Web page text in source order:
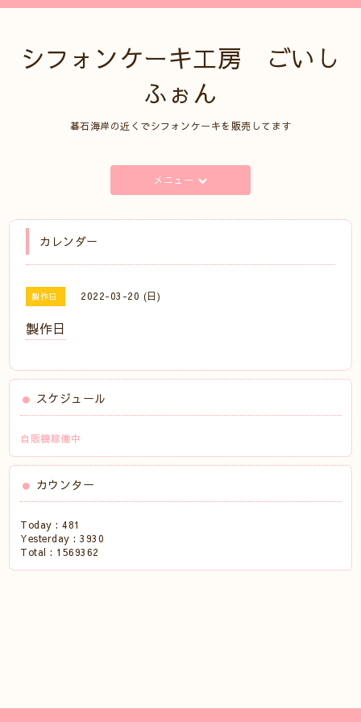
シフォンケーキ工房 ごいし
ふぉん
碁石海岸の近くでシフォンケーキを販売してます
メニュー
カレンダー
製作日 2022-03-20 (日)
製作日
スケジュール
自販機稼働中
カウンター
Today :481
Yesterday :3930
Total : 1569362